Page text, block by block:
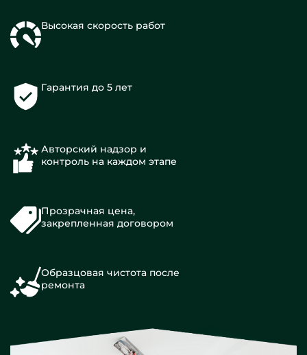
Высокая скорость работ
Гарантия до 5 лет
Авторский надзор и
контроль на каждом этапе
Прозрачная цена,
закрепленная договором
Образцовая чистота после
ремонта